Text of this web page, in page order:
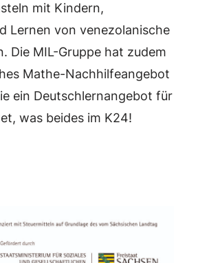
mit Kindern,
Lernen von venezolanische
Die MIL-Gruppe hat zudem
Mathe-Nachhilfeangebot
ein Deutschlernangebot für
was beides im K24!